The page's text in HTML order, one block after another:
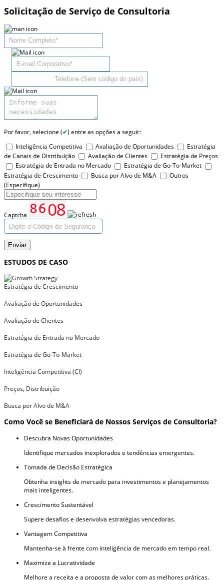
Solicitação de Serviço de Consultoria
Por favor, selecione (✔) entre as opções a seguir:
Inteligência Competitiva
Avaliação de Oportunidades
Estratégia
de Canais de Distribuição
Avaliação de Clientes
Estratégia de Preços
Estratégia de Entrada no Mercado
Estratégia de Go-To-Market
Estratégia de Crescimento
Busca por Alvo de M&A
Outros
(Especifique)
Captcha
Enviar
ESTUDOS DE CASO
Estratégia de Crescimento
Avaliação de Oportunidades
Avaliação de Clientes
Estratégia de Entrada no Mercado
Estratégia de Go-To-Market
Inteligência Competitiva (CI)
Preços, Distribuição
Busca por Alvo de M&A
Como Você se Beneficiará de Nossos Serviços de Consultoria?
Descubra Novas Oportunidades
Identifique mercados inexplorados e tendências emergentes.
Tomada de Decisão Estratégica
Obtenha insights de mercado para investimentos e planejamentos
mais inteligentes.
Crescimento Sustentável
Supere desafios e desenvolva estratégias vencedoras.
Vantagem Competitiva
Mantenha-se à frente com inteligência de mercado em tempo real.
Maximize a Lucratividade
Melhore a receita e a proposta de valor com as melhores práticas.